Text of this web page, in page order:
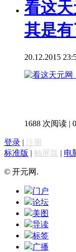
看这
其是
20.12.2015
1688 次阅读 |
登录 | 注册
标准版 | 触屏版 | 电
© 开元网.
门户
论坛
美图
导读
标签
广播